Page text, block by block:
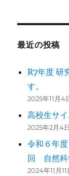
最近の投稿
R7年度 研
す。
2025年11月4
高校生サ
2025年2月4日
令和６年
回 自然科
2024年11月11